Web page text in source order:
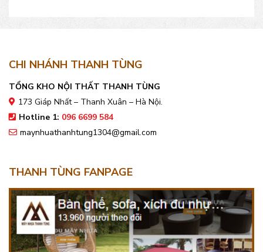
CHI NHÁNH THANH TÙNG
TỔNG KHO NỘI THẤT THANH TÙNG
173 Giáp Nhất – Thanh Xuân – Hà Nội.
Hotline 1: 096 6699 584
maynhuathanhtung1304@gmail.com
THANH TÙNG FANPAGE